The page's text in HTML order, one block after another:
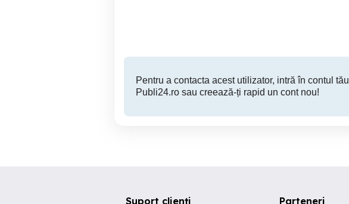
Pentru a contacta acest utilizator, intră în contul tău
Publi24.ro sau creează-ți rapid un cont nou!
Suport clienți Parteneri